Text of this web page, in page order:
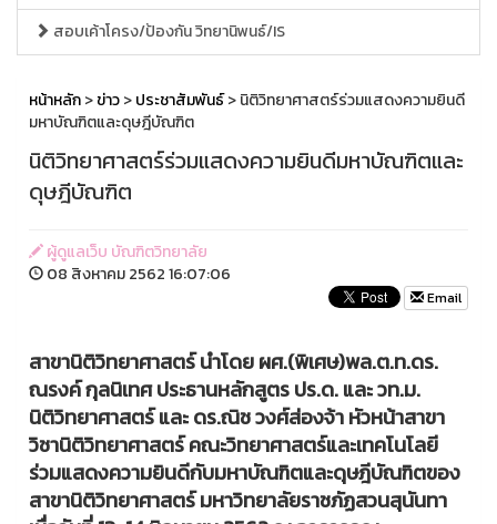
สอบเค้าโครง/ป้องกัน วิทยานิพนธ์/IS
หน้าหลัก>ข่าว>ประชาสัมพันธ์> นิติวิทยาศาสตร์ร่วมแสดงความยินดี
มหาบัณฑิตและดุษฎีบัณฑิต
นิติวิทยาศาสตร์ร่วมแสดงความยินดีมหาบัณฑิตและ
ดุษฎีบัณฑิต
ผู้ดูแลเว็บ บัณฑิตวิทยาลัย
08 สิงหาคม 2562 16:07:06
Email
สาขานิติวิทยาศาสตร์ นำโดย ผศ.(พิเศษ)พล.ต.ท.ดร.
ณรงค์ กุลนิเทศ ประธานหลักสูตร ปร.ด. และ วท.ม.
นิติวิทยาศาสตร์ และ ดร.ณิช วงศ์ส่องจ้า หัวหน้าสาขา
วิชานิติวิทยาศาสตร์ คณะวิทยาศาสตร์และเทคโนโลยี
ร่วมแสดงความยินดีกับมหาบัณฑิตและดุษฎีบัณฑิตของ
สาขานิติวิทยาศาสตร์ มหาวิทยาลัยราชภัฏสวนสุนันทา